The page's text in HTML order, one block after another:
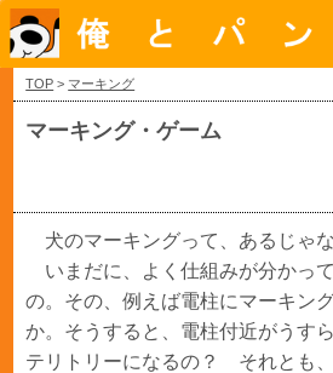
TOP > マーキング
マーキング・ゲーム
犬のマーキングって、あるじゃな
いまだに、よく仕組みが分かっ
の。その、例えば電柱にマーキン
か。そうすると、電柱付近がうす
テリトリーになるの？ それとも